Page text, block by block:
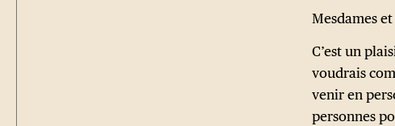
Mesdames
C’est un
voudrais
venir en
personnes